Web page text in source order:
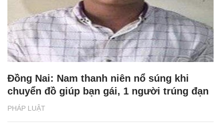
PHÁP LUẬT
Đồng Nai: Nam thanh niên nổ súng khi
chuyển đồ giúp bạn gái, 1 người trúng đạn